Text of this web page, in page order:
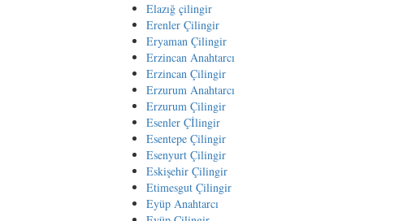
Elazığ çilingir
Erenler Çilingir
Eryaman Çilingir
Erzincan Anahtarcı
Erzincan Çilingir
Erzurum Anahtarcı
Erzurum Çilingir
Esenler Çİlingir
Esentepe Çilingir
Esenyurt Çilingir
Eskişehir Çilingir
Etimesgut Çilingir
Eyüp Anahtarcı